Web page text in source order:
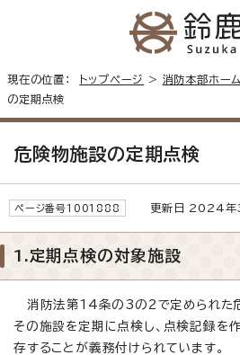
現在の位置： トップページ > 消防本部ホーム
の定期点検
危険物施設の定期点検
ページ番号1001888 更新日 2024年
1.定期点検の対象施設
消防法第14条の3の2で定められた危
その施設を定期に点検し、点検記録を
存することが義務付けられています。